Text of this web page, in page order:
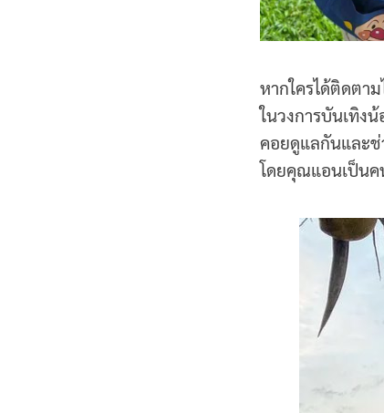
หากใครได้ติดตา
ในวงการบันเทิง
คอยดูแลกันและช่
โดยคุณแอนเป็นค